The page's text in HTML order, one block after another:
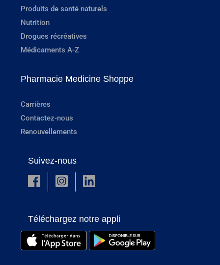
Produits de santé naturels
Nutrition
Drogues récréatives
Médicaments A-Z
Pharmacie Medicine Shoppe
Carrières
Contactez-nous
Renouvellements
Suivez-nous
Téléchargez notre appli